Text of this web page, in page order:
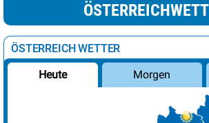
ÖSTERREICH WETTER
Heute Morgen